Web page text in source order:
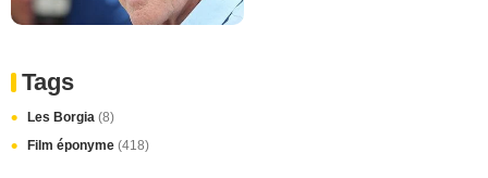
Tags
Les Borgia (8)
Film éponyme (418)